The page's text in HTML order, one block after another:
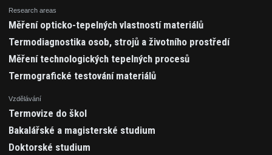
Research areas
Měření opticko-tepelných vlastností materiálů
Termodiagnostika osob, strojů a životního prostředí
Měření technologických tepelných procesů
Termografické testování materiálů
Vzdělávání
Termovize do škol
Bakalářské a magisterské studium
Doktorské studium